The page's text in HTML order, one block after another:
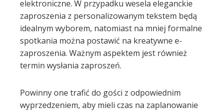
elektroniczne. W przypadku wesela eleganckie
zaproszenia z personalizowanym tekstem będą
idealnym wyborem, natomiast na mniej formalne
spotkania można postawić na kreatywne e-
zaproszenia. Ważnym aspektem jest również
termin wysłania zaproszeń.
Powinny one trafić do gości z odpowiednim
wyprzedzeniem, aby mieli czas na zaplanowanie